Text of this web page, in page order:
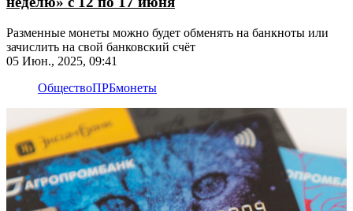
Разменные монеты можно будет обменять на банкноты или
зачислить на свой банковский счёт
05 Июн., 2025, 09:41
ОбществоПРБмонеты